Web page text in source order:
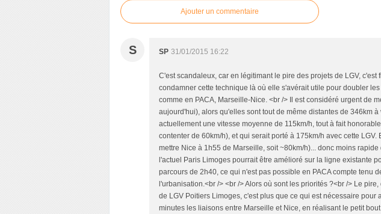
Ajouter un commentaire
S SP 31/01/2015 16:22
C'est scandaleux, car en légitimant le pire des projets de LGV,
condamner cette technique là où elle s'avérait utile pour doubler
comme en PACA, Marseille-Nice. <br /> Il est considéré urgent de
aujourd'hui), alors qu'elles sont tout de même distantes de 346km
actuellement une vitesse moyenne de 115km/h, tout à fait
contenter de 60km/h), et qui serait porté à 175km/h avec cette LGV.
mettre Nice à 1h55 de Marseille, soit ~80km/h)... donc moins
l'actuel Paris Limoges pourrait être amélioré sur la ligne existante
parcours de 2h40, ce qui n'est pas possible en PACA compte tenu
l'urbanisation.<br /> <br /> Alors où sont les priorités ?<br /> Le
de LGV Poitiers Limoges, c'est plus que ce qui est nécessaire pour
minutes les liaisons entre Marseille et Nice, en réalisant le petit